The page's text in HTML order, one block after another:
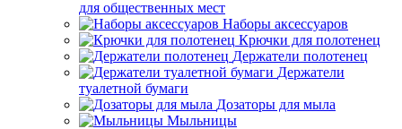
для общественных мест
Наборы аксессуаров
Крючки для полотенец
Держатели полотенец
Держатели
туалетной бумаги
Дозаторы для мыла
Мыльницы